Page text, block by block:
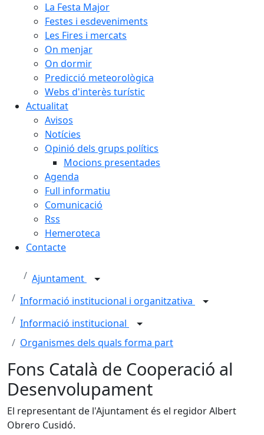
La Festa Major
Festes i esdeveniments
Les Fires i mercats
On menjar
On dormir
Predicció meteorològica
Webs d'interès turístic
Actualitat
Avisos
Notícies
Opinió dels grups polítics
Mocions presentades
Agenda
Full informatiu
Comunicació
Rss
Hemeroteca
Contacte
Ajuntament
Informació institucional i organitzativa
Informació institucional
Organismes dels quals forma part
Fons Català de Cooperació al
Desenvolupament
El representant de l'Ajuntament és el regidor Albert
Obrero Cusidó.